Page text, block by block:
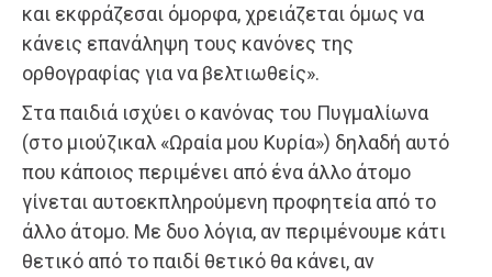
και εκφράζεσαι όμορφα, χρειάζεται όμως να
κάνεις επανάληψη τους κανόνες της
ορθογραφίας για να βελτιωθείς».
Στα παιδιά ισχύει ο κανόνας του Πυγμαλίωνα
(στο μιούζικαλ «Ωραία μου Κυρία») δηλαδή αυτό
που κάποιος περιμένει από ένα άλλο άτομο
γίνεται αυτοεκπληρούμενη προφητεία από το
άλλο άτομο. Με δυο λόγια, αν περιμένουμε κάτι
θετικό από το παιδί θετικό θα κάνει, αν